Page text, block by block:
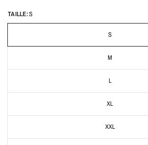
TAILLE:S
S
M
L
XL
XXL